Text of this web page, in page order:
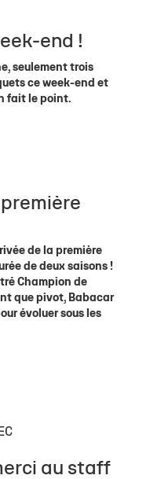
end !
seulement trois
ce week-end et
fait le point.
de la première
de deux saisons !
Champion de
que pivot, Babacar
évoluer sous les
au staff